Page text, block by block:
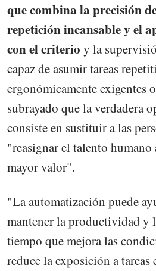
que combina la precisión
repetición incansable y el
con el criterio y la
capaz de asumir tareas
ergonómicamente exigentes
subrayado que la verdadera
consiste en sustituir a las
"reasignar el talento humano
mayor valor".
"La automatización puede
mantener la productividad y
tiempo que mejora las
reduce la exposición a tareas